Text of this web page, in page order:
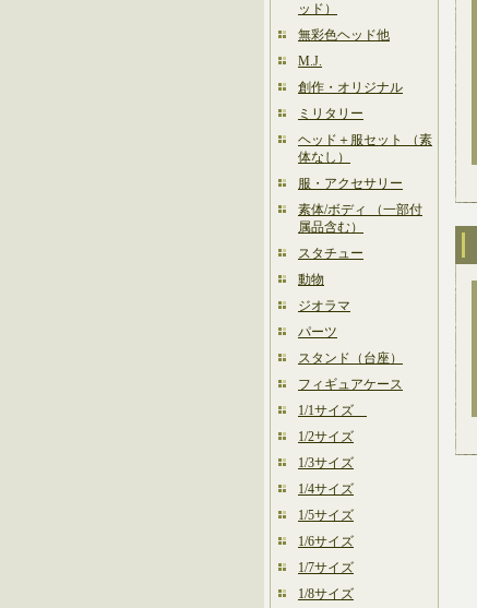
ッド）
無彩色ヘッド他
M.J.
創作・オリジナル
ミリタリー
ヘッド＋服セット （素
体なし）
服・アクセサリー
素体/ボディ （一部付
属品含む）
スタチュー
動物
ジオラマ
パーツ
スタンド（台座）
フィギュアケース
1/1サイズ
1/2サイズ
1/3サイズ
1/4サイズ
1/5サイズ
1/6サイズ
1/7サイズ
1/8サイズ